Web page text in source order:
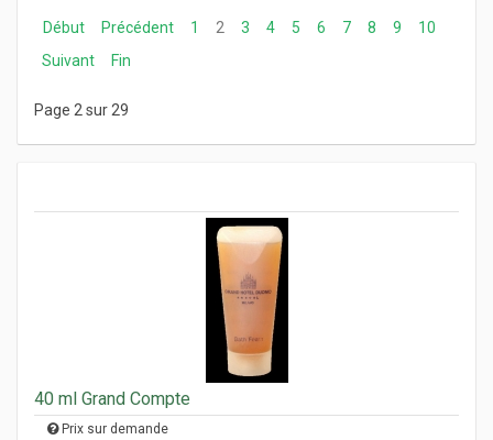
Début Précédent 1 2 3 4 5 6 7 8 9
10
Suivant
Fin
Page 2 sur 29
40 ml Grand Compte
Prix sur demande